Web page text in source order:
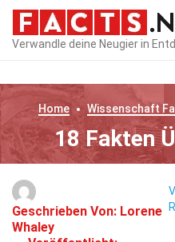
Verwandle deine Neugier in
Home Wissenschaft
18 Fakten
Geschrieben Von: Lorene
Whaley